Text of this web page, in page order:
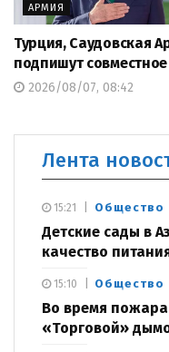
АРМИЯ
Турция, Саудовская
подпишут
2026/08/07, 08:42
Лента
Общество
Детские сады в
качество
15:21
Общество
Во время
«Торговой»
15:10